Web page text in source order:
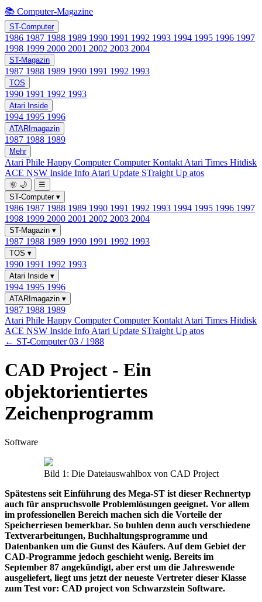
📚 Computer-Magazine
ST-Computer
1986 1987 1988 1989 1990 1991 1992 1993 1994 1995 1996 1997
1998 1999 2000 2001 2002 2003 2004
ST-Magazin
1987 1988 1989 1990 1991 1992 1993
TOS
1990 1991 1992 1993
Atari Inside
1994 1995 1996
ATARImagazin
1987 1988 1989
Mehr
Atari Phile Happy ComputerComputer Kontakt Atari Times Hitdisk
ACE NSW Inside Info Atari Update STraight Up atos
🌞 🌙
☰
ST-Computer ▾
1986 1987 1988 1989 1990 1991 1992 1993 1994 1995 1996 1997
1998 1999 2000 2001 2002 2003 2004
ST-Magazin ▾
1987 1988 1989 1990 1991 1992 1993
TOS ▾
1990 1991 1992 1993
Atari Inside ▾
1994 1995 1996
ATARImagazin ▾
1987 1988 1989
Atari Phile Happy ComputerComputer Kontakt Atari Times Hitdisk
ACE NSW Inside Info Atari Update STraight Up atos
← ST-Computer 03 / 1988
CAD Project - Ein
objektorientiertes
Zeichenprogramm
Software
Bild 1: Die Dateiauswahlbox von CAD Project
Spätestens seit Einführung des Mega-ST ist dieser Rechnertyp
auch für anspruchsvolle Problemlösungen geeignet. Vor allem
im professionellen Bereich machen sich die Vorteile der
Speicherriesen bemerkbar. So buhlen denn auch verschiedene
Textverarbeitungen, Buchhaltungsprogramme und
Datenbanken um die Gunst des Käufers. Auf dem Gebiet der
CAD-Programme jedoch geschieht wenig. Bereits im
September 87 angekündigt, aber erst um die Jahreswende
ausgeliefert, liegt uns jetzt der neueste Vertreter dieser Klasse
zum Test vor: CAD project von Schwarzstein Software.